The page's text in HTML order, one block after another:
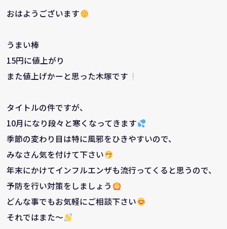
おはようございます
うまい棒
15円に値上がり
また値上げかーと思った木塚です
タイトルの件ですが、
10月になり段々と寒くなってきます
季節の変わり目は特に風邪をひきやすいので、
みなさん気を付けて下さい
年末にかけてインフルエンザも流行ってくると思うので、
予防を行い対策をしましょう
どんな事でもお気軽にご相談下さい
それではまた～